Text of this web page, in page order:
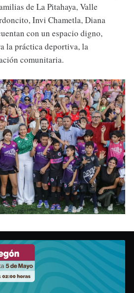
de La Pitahaya, Valle
Invi Chametla, Diana
con un espacio digno,
la práctica deportiva, la
comunitaria.